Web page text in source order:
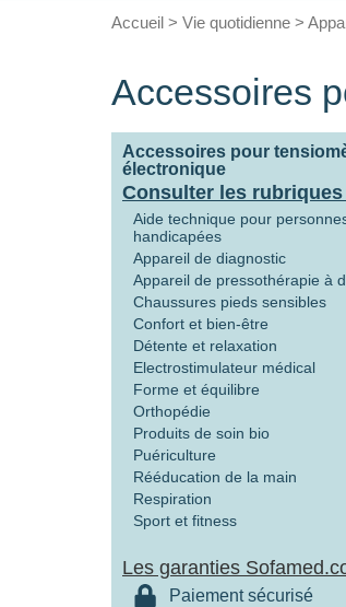
Accueil > Vie quotidienne >
Accessoires
Accessoires pour
électronique
Consulter les rubriques
Aide technique pour
handicapées
Appareil de diagnostic
Appareil de pressothérapie à
Chaussures pieds sensibles
Confort et bien-être
Détente et relaxation
Electrostimulateur médical
Forme et équilibre
Orthopédie
Produits de soin bio
Puériculture
Rééducation de la main
Respiration
Sport et fitness
Les garanties
Paiement sécurisé